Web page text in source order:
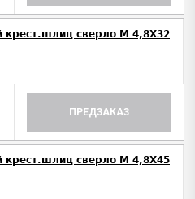
крест.шлиц сверло М 4,8Х32
ПРЕДЗАКАЗ
крест.шлиц сверло М 4,8Х45